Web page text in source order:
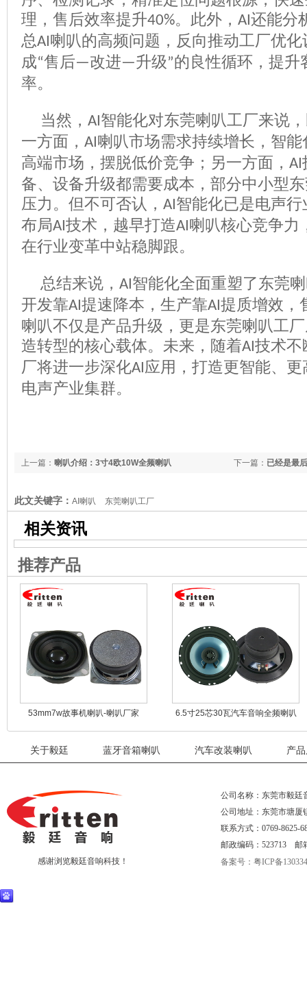
理，售后效率提升40%。此外， AI还能分
总AI喇叭的高频问题，反向推动工厂优
成“售后—改进—升级”的良性循环，提升
率。
当然， AI智能化对东莞喇叭工厂来说
一方面， AI喇叭市场需求持续增长，智
高端市场，摆脱低价竞争；另一方面， AI
备、设备升级都需要成本，部分中小型
压力。但不可否认， AI智能化已是电声
布局AI技术，越早打造AI喇叭核心竞争力
在行业变革中站稳脚跟。
总结来说， AI智能化全面重塑了东莞
开发靠AI提速降本，生产靠AI提质增效，
喇叭不仅是产品升级，更是东莞喇叭工
造转型的核心载体。未来，随着AI技术不
厂将进一步深化AI应用，打造更智能、
电声产业集群。
下一篇： 已经是最
上一篇： 喇叭介绍：3寸4欧10W全频喇叭
此文关键字： AI喇叭 东莞喇叭工厂
相关资讯
推荐产品
53mm7w故事机喇叭-喇叭厂家 6.5寸25芯30瓦汽车音响全频喇叭
关于毅廷 蓝牙音箱喇叭 汽车改装喇叭 产
感谢浏览毅廷音响科技！
公司名称：东莞市毅廷
公司地址：东莞市塘厦
联系方式：0769-8625-
邮政编码：523713 邮
备案号：粤ICP备